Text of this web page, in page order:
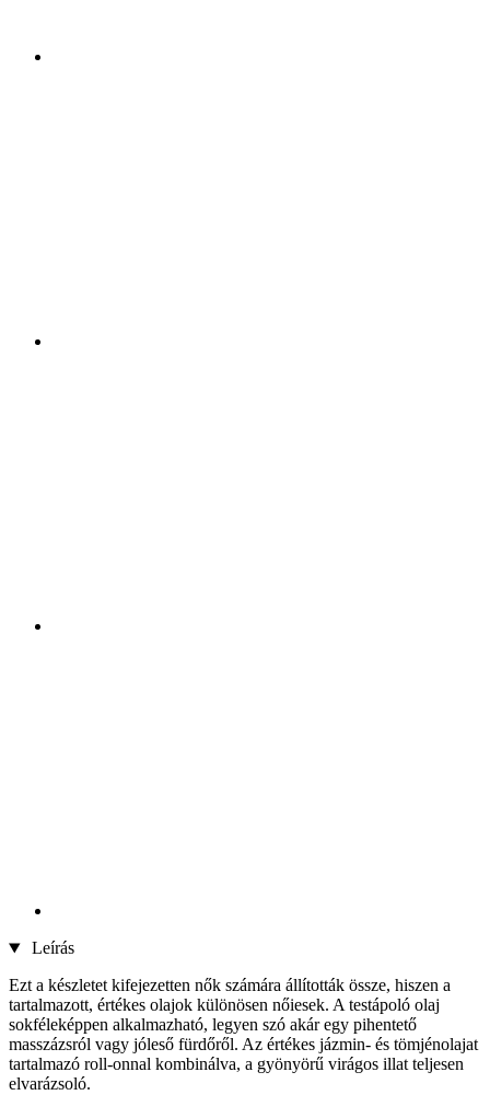
Leírás
Ezt a készletet kifejezetten nők számára állították össze, hiszen a
tartalmazott, értékes olajok különösen nőiesek. A testápoló olaj
sokféleképpen alkalmazható, legyen szó akár egy pihentető
masszázsról vagy jóleső fürdőről. Az értékes jázmin- és tömjénolajat
tartalmazó roll-onnal kombinálva, a gyönyörű virágos illat teljesen
elvarázsoló.